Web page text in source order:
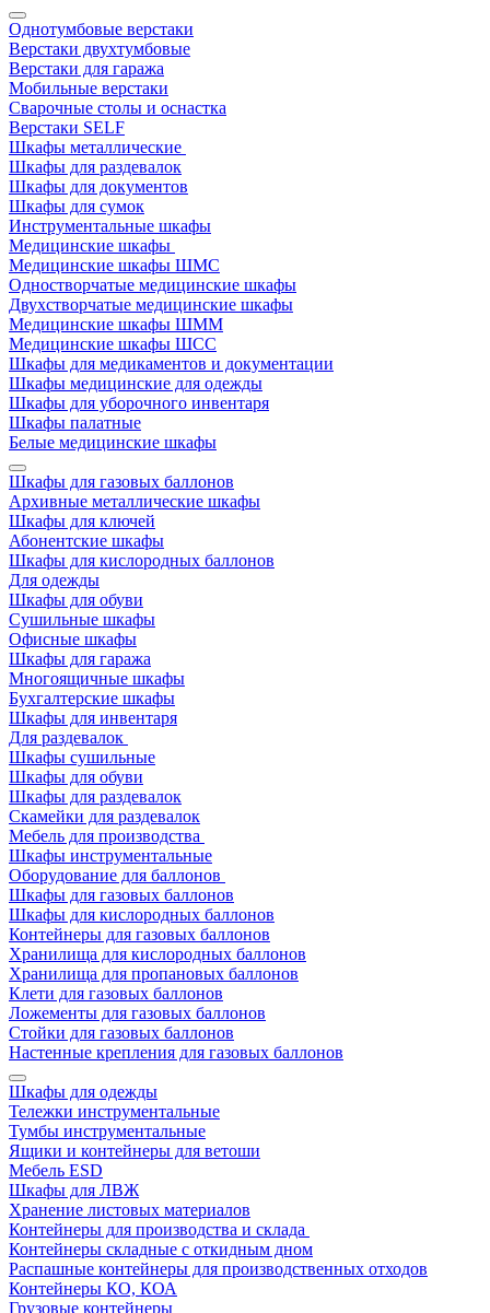
Однотумбовые верстаки
Верстаки двухтумбовые
Верстаки для гаража
Мобильные верстаки
Сварочные столы и оснастка
Верстаки SELF
Шкафы металлические
Шкафы для раздевалок
Шкафы для документов
Шкафы для сумок
Инструментальные шкафы
Медицинские шкафы
Медицинские шкафы ШМС
Одностворчатые медицинские шкафы
Двухстворчатые медицинские шкафы
Медицинские шкафы ШММ
Медицинские шкафы ШСС
Шкафы для медикаментов и документации
Шкафы медицинские для одежды
Шкафы для уборочного инвентаря
Шкафы палатные
Белые медицинские шкафы
Шкафы для газовых баллонов
Архивные металлические шкафы
Шкафы для ключей
Абонентские шкафы
Шкафы для кислородных баллонов
Для одежды
Шкафы для обуви
Сушильные шкафы
Офисные шкафы
Шкафы для гаража
Многоящичные шкафы
Бухгалтерские шкафы
Шкафы для инвентаря
Для раздевалок
Шкафы сушильные
Шкафы для обуви
Шкафы для раздевалок
Скамейки для раздевалок
Мебель для производства
Шкафы инструментальные
Оборудование для баллонов
Шкафы для газовых баллонов
Шкафы для кислородных баллонов
Контейнеры для газовых баллонов
Хранилища для кислородных баллонов
Хранилища для пропановых баллонов
Клети для газовых баллонов
Ложементы для газовых баллонов
Стойки для газовых баллонов
Настенные крепления для газовых баллонов
Шкафы для одежды
Тележки инструментальные
Тумбы инструментальные
Ящики и контейнеры для ветоши
Мебель ESD
Шкафы для ЛВЖ
Хранение листовых материалов
Контейнеры для производства и склада
Контейнеры складные с откидным дном
Распашные контейнеры для производственных отходов
Контейнеры КО, КОА
Грузовые контейнеры